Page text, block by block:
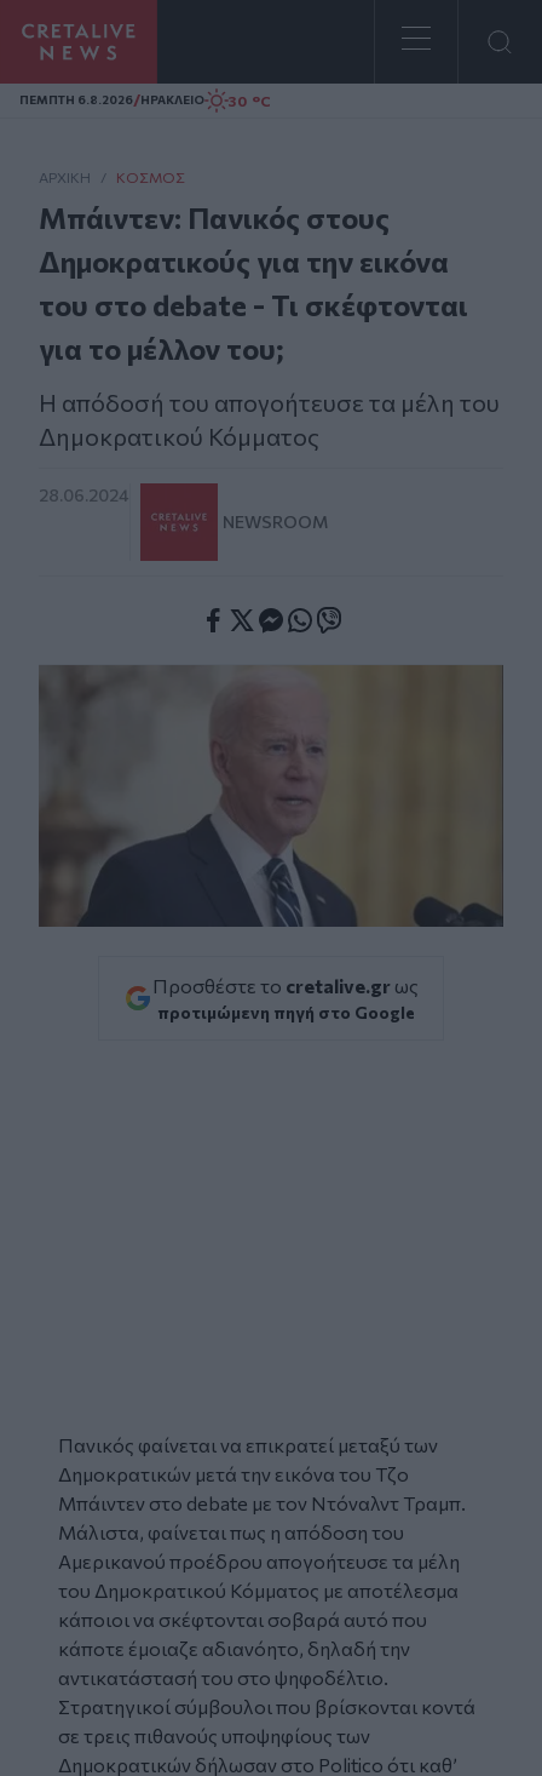
Homepage
ΠΕΜΠΤΗ 6.8.2026/ΗΡΑΚΛΕΙΟ 30 °C
ΑΡΧΙΚΗ / ΚΌΣΜΟΣ
Μπάιντεν: Πανικός στους
Δημοκρατικούς για την εικόνα
του στο debate - Τι σκέφτονται
για το μέλλον του;
Η απόδοσή του απογοήτευσε τα μέλη του
Δημοκρατικού Κόμματος
28.06.2024
NEWSROOM
Προσθέστε το cretalive.gr ως
προτιμώμενη πηγή στο Google
Πανικός φαίνεται να επικρατεί μεταξύ των
Δημοκρατικών μετά την εικόνα του Τζο
Μπάιντεν στο debate με τον Ντόναλντ Τραμπ.
Μάλιστα, φαίνεται πως η απόδοση του
Αμερικανού προέδρου απογοήτευσε τα μέλη
του Δημοκρατικού Κόμματος με αποτέλεσμα
κάποιοι να σκέφτονται σοβαρά αυτό που
κάποτε έμοιαζε αδιανόητο, δηλαδή την
αντικατάστασή του στο ψηφοδέλτιο.
Στρατηγικοί σύμβουλοι που βρίσκονται κοντά
σε τρεις πιθανούς υποψηφίους των
Δημοκρατικών δήλωσαν στο Politico ότι καθ’